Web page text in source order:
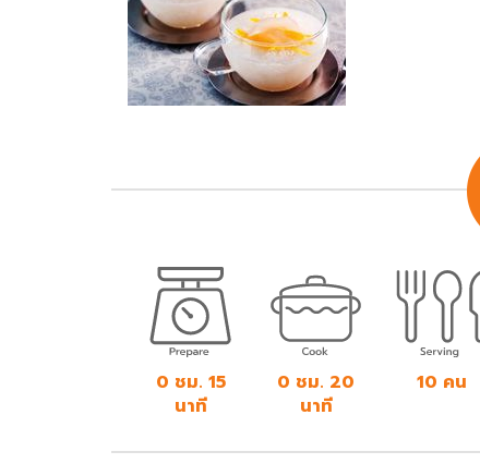
0 ชม. 15
นาที
0 ชม. 20
นาที
10 คน